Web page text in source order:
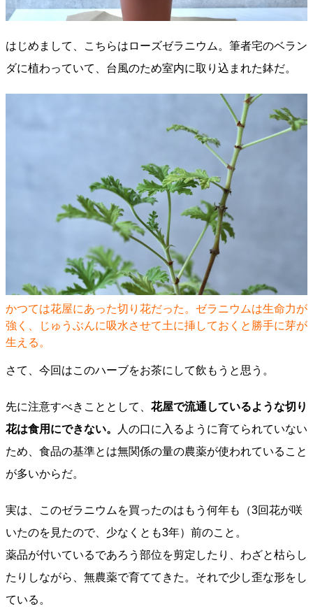
はじめまして、こちらはローズゼラニウム。筆者宅のベラン
ダに植わっていて、台風のため室内に取り込まれた鉢だ。
かつては花屋にあった切り花だった。ゼラニウムは生命力が
強く、じゅうぶんに吸水させて土に挿しておくと勝手に芽が
生える。
さて、今回はこのハーブをお茶にして飲もうと思う。
先に注意すべきこととして、 花屋で流通しているような切り
花は食用にできない。
人の口に入るように育てられていない
ため、食品の基準とは無関係の量の農薬が使われていること
が多いからだ。
実は、このゼラニウムを買ったのはもう何年も（3回花が咲
いたのを見たので、少なくとも3年）前のこと。
薬品が付いているであろう部位を剪定したり、わざと枯らし
たりしながら、無農薬で育ててきた。それで少し歪な形をし
ている。